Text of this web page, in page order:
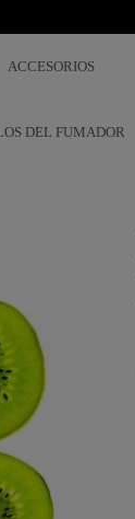
ACCESORIOS
DEL FUMADOR